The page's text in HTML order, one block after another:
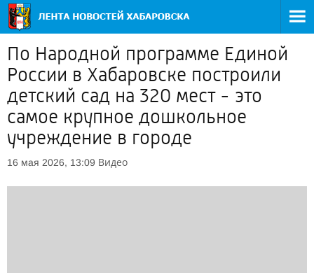
По Народной программе Единой
России в Хабаровске построили
детский сад на 320 мест - это
самое крупное дошкольное
учреждение в городе
16 мая 2026, 13:09 Видео